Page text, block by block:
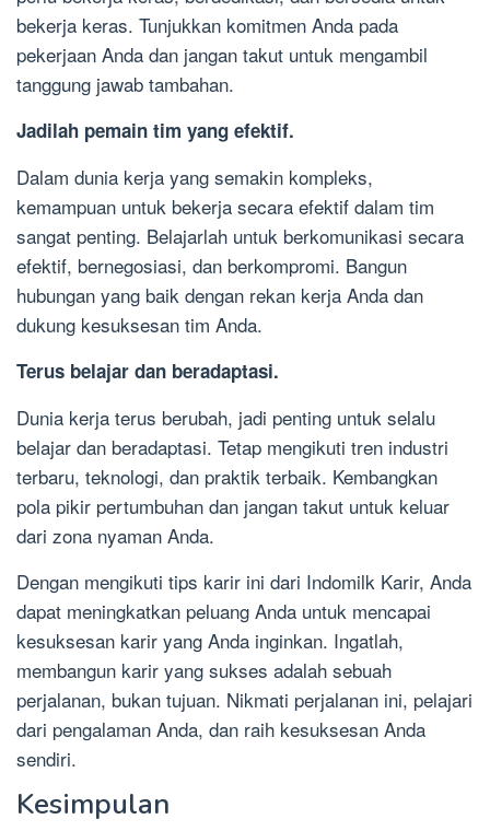
bekerja keras. Tunjukkan komitmen Anda pada
pekerjaan Anda dan jangan takut untuk mengambil
tanggung jawab tambahan.
Jadilah pemain tim yang efektif.
Dalam dunia kerja yang semakin kompleks,
kemampuan untuk bekerja secara efektif dalam tim
sangat penting. Belajarlah untuk berkomunikasi secara
efektif, bernegosiasi, dan berkompromi. Bangun
hubungan yang baik dengan rekan kerja Anda dan
dukung kesuksesan tim Anda.
Terus belajar dan beradaptasi.
Dunia kerja terus berubah, jadi penting untuk selalu
belajar dan beradaptasi. Tetap mengikuti tren industri
terbaru, teknologi, dan praktik terbaik. Kembangkan
pola pikir pertumbuhan dan jangan takut untuk keluar
dari zona nyaman Anda.
Dengan mengikuti tips karir ini dari Indomilk Karir, Anda
dapat meningkatkan peluang Anda untuk mencapai
kesuksesan karir yang Anda inginkan. Ingatlah,
membangun karir yang sukses adalah sebuah
perjalanan, bukan tujuan. Nikmati perjalanan ini, pelajari
dari pengalaman Anda, dan raih kesuksesan Anda
sendiri.
Kesimpulan